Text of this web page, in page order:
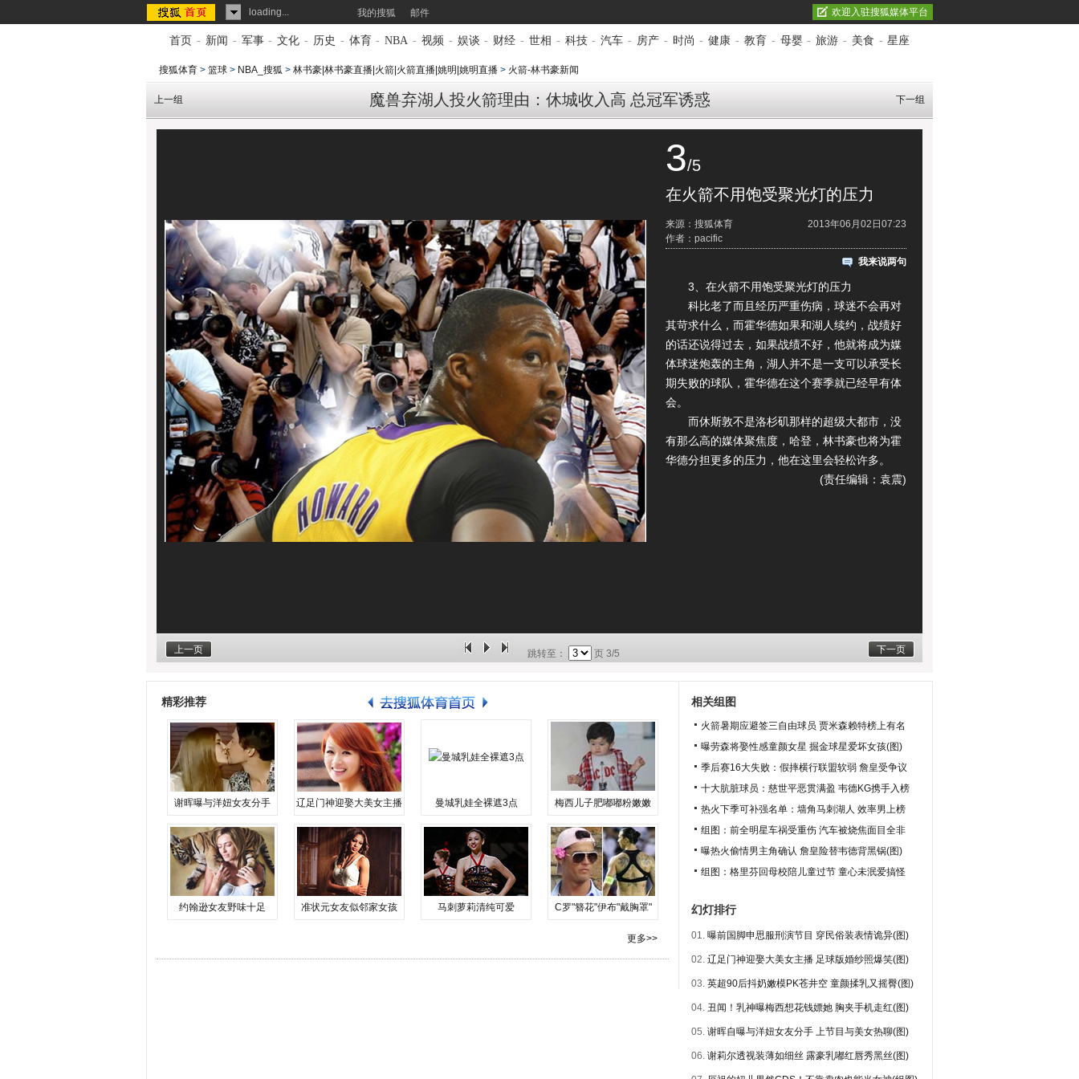
loading... 我的搜狐 邮件 欢迎入驻搜狐媒体平台
首页 - 新闻 - 军事 - 文化 - 历史 - 体育 - NBA - 视频 - 娱谈 - 财经 - 世相 - 科技 - 汽车 - 房产 - 时尚 - 健康 - 教育 - 母婴 - 旅游 - 美食 - 星座
搜狐体育 > 篮球 > NBA_搜狐 > 林书豪|林书豪直播|火箭|火箭直播|姚明|姚明直播 > 火箭-林书豪新闻
魔兽弃湖人投火箭理由：休城收入高 总冠军诱惑
上一组 下一组
3/5
在火箭不用饱受聚光灯的压力
2013年06月02日07:23
来源：搜狐体育
作者：pacific
我来说两句
3、在火箭不用饱受聚光灯的压力
科比老了而且经历严重伤病，球迷不会再对
其苛求什么，而霍华德如果和湖人续约，战绩好
的话还说得过去，如果战绩不好，他就将成为媒
体球迷炮轰的主角，湖人并不是一支可以承受长
期失败的球队，霍华德在这个赛季就已经早有体
会。
而休斯敦不是洛杉矶那样的超级大都市，没
有那么高的媒体聚焦度，哈登，林书豪也将为霍
华德分担更多的压力，他在这里会轻松许多。
(责任编辑：袁震)
上一页 下一页
跳转至： 页 3/5
精彩推荐
谢晖曝与洋妞女友分手 辽足门神迎娶大美女主播 曼城乳娃全裸遮3点 梅西儿子肥嘟嘟粉嫩嫩
约翰逊女友野味十足 准状元女友似邻家女孩 马刺萝莉清纯可爱 C罗"簪花"伊布"戴胸罩"
更多>>
相关组图
火箭暑期应避签三自由球员 贾米森赖特榜上有名
曝劳森将娶性感童颜女星 掘金球星爱坏女孩(图)
季后赛16大失败：假摔横行联盟软弱 詹皇受争议
十大肮脏球员：慈世平恶贯满盈 韦德KG携手入榜
热火下季可补强名单：墙角马刺湖人 效率男上榜
组图：前全明星车祸受重伤 汽车被烧焦面目全非
曝热火偷情男主角确认 詹皇险替韦德背黑锅(图)
组图：格里芬回母校陪儿童过节 童心未泯爱搞怪
幻灯排行
01. 曝前国脚申思服刑演节目 穿民俗装表情诡异(图)
02. 辽足门神迎娶大美女主播 足球版婚纱照爆笑(图)
03. 英超90后抖奶嫩模PK苍井空 童颜揉乳又摇臀(图)
04. 丑闻！乳神曝梅西想花钱嫖她 胸夹手机走红(图)
05. 谢晖自曝与洋妞女友分手 上节目与美女热聊(图)
06. 谢莉尔透视装薄如细丝 露豪乳嘟红唇秀黑丝(图)